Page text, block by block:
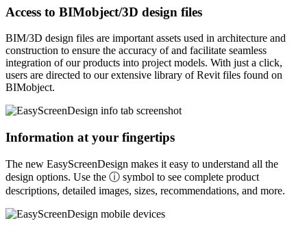
Access to BIMobject/3D design files
BIM/3D design files are important assets used in architecture and
construction to ensure the accuracy of and facilitate seamless
integration of our products into project models. With just a click,
users are directed to our extensive library of Revit files found on
BIMobject.
Information at your fingertips
The new EasyScreenDesign makes it easy to understand all the
design options. Use the ⓘ symbol to see complete product
descriptions, detailed images, sizes, recommendations, and more.